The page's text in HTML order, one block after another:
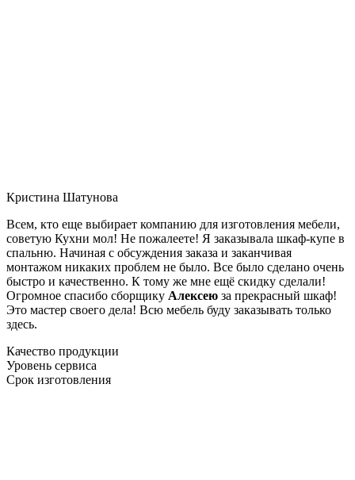
Кристина Шатунова
Всем, кто еще выбирает компанию для изготовления мебели,
советую Кухни мол! Не пожалеете! Я заказывала шкаф-купе в
спальню. Начиная с обсуждения заказа и заканчивая
монтажом никаких проблем не было. Все было сделано очень
быстро и качественно. К тому же мне ещё скидку сделали!
Огромное спасибо сборщику Алексею за прекрасный шкаф!
Это мастер своего дела! Всю мебель буду заказывать только
здесь.
Качество продукции
Уровень сервиса
Срок изготовления